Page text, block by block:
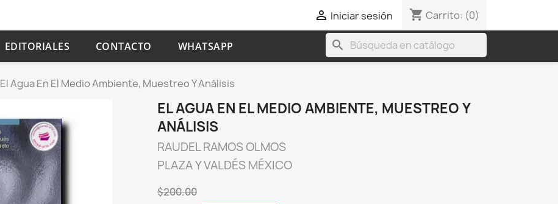
 Iniciar sesión shopping_cart Carrito: (0)
EDITORIALES CONTACTO WHATSAPP search
El Agua En El Medio Ambiente, Muestreo Y Análisis
EL AGUA EN EL MEDIO AMBIENTE, MUESTREO Y
ANÁLISIS
RAUDEL RAMOS OLMOS
PLAZA Y VALDÉS MÉXICO
$200.00